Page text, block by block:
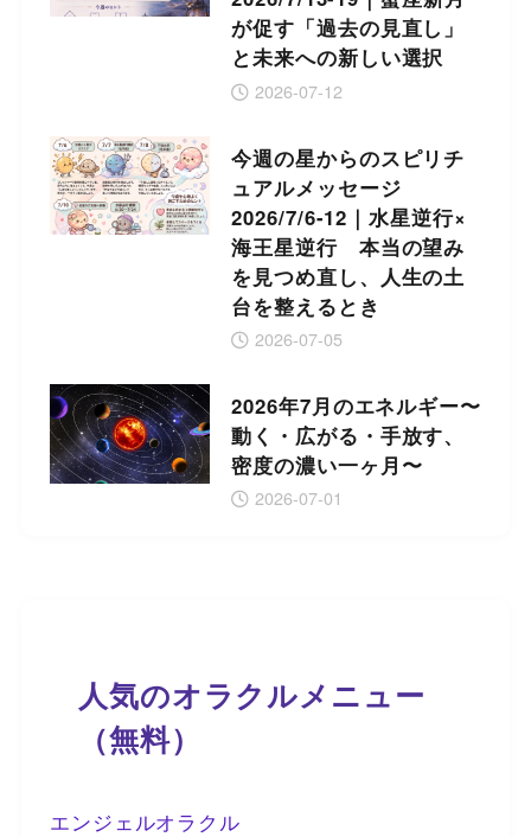
が促す「過去の見直し」
と未来への新しい選択
2026-07-12
今週の星からのスピリチ
ュアルメッセージ
2026/7/6-12｜水星逆行×
海王星逆行 本当の望み
を見つめ直し、人生の土
台を整えるとき
2026-07-05
2026年7月のエネルギー〜
動く・広がる・手放す、
密度の濃い一ヶ月〜
2026-07-01
人気のオラクルメニュー
（無料）
エンジェルオラクル